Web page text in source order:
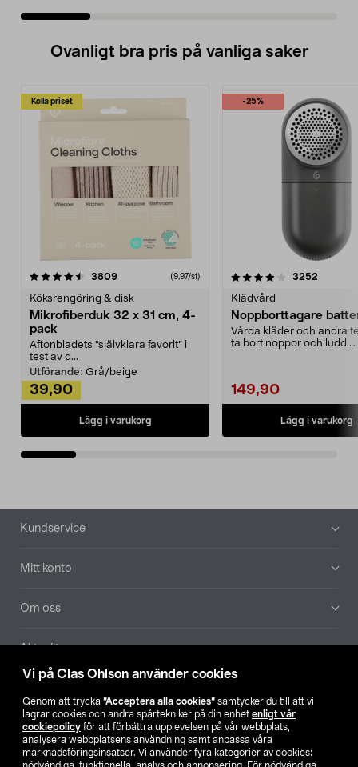
Vi på Clas Ohlson använder cookies
Genom att trycka ”Acceptera alla cookies” samtycker du till att vi
lagrar cookies och andra spårtekniker på din enhet enligt vår
cookiepolicy för att förbättra upplevelsen på vår webbplats,
analysera webbplatsens användning samt anpassa våra
marknadsföringsinsatser. Vi använder fyra kategorier av cookies:
Ovanligt bra pris på vanliga saker
Kolla priset
3809recensioner (9,97/st)
Köksrengöring & disk
Mikrofiberduk 32 x 31 cm, 4-
pack
Aftonbladets "självklara favorit” i
test av d...
Utförande: Grå/beige
39,90
Lägg i varukorg
-25%
4.0av 5 stjärnor 3252
Klädvård
Noppborttagare
Vårda kläder och andra
ta bort noppor och ludd.
149,90
Lägg i varukorg
4.5av 5 stjärnor
Sidfot
Kundservice
Mitt konto
Om oss
Aktuellt
Hitta butik